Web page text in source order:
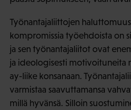
Työnantajaliittojen haluttomuus
kompromissia työehdoista on
ja sen työnantajaliitot ovat
ja ideologisesti motivoituneita
ay-liike konsanaan.
varmistaa saavuttamansa
millä hyvänsä. Silloin